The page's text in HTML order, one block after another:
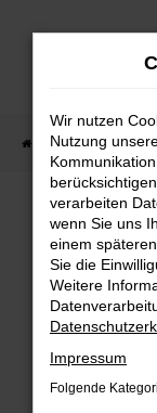
Zum
Startseite
Fehler:
Beim Laden
Hier sind ein
Wir nutzen
Nutzung
verarbeiten
wenn Sie uns
einem
Sie die
Weitere
Impressum
Folgende